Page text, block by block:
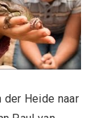
der Heide naar